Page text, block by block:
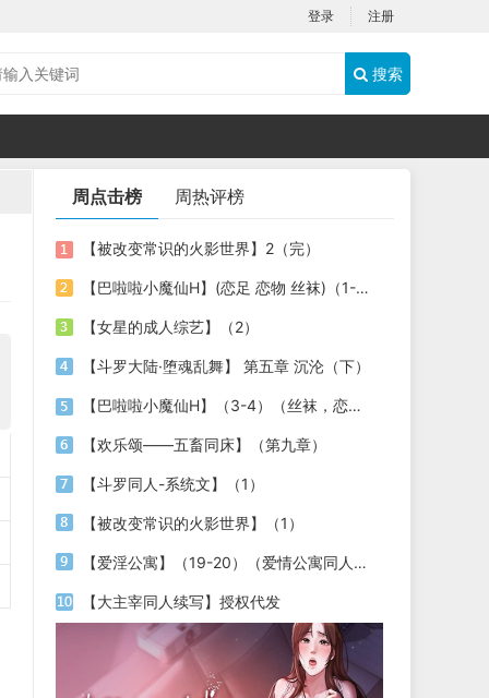
登录 注册
搜索
周点击榜 周热评榜
【被改变常识的火影世界】2（完）
【巴啦啦小魔仙H】(恋足 恋物 丝袜)（1-2）
【女星的成人综艺】（2）
【斗罗大陆·堕魂乱舞】 第五章 沉沦（下）
【巴啦啦小魔仙H】（3-4）（丝袜，恋足，恋物）
【欢乐颂——五畜同床】（第九章）
【斗罗同人-系统文】（1）
【被改变常识的火影世界】（1）
【爱淫公寓】（19-20）（爱情公寓同人文）
【大主宰同人续写】授权代发